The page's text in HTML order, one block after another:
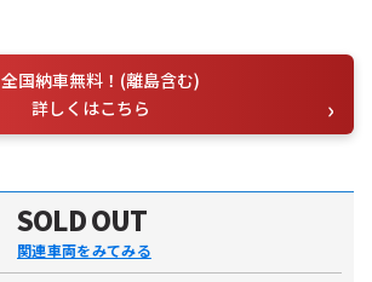
全国納車無料！(離島含む)
詳しくはこちら
SOLD OUT
関連車両をみてみる